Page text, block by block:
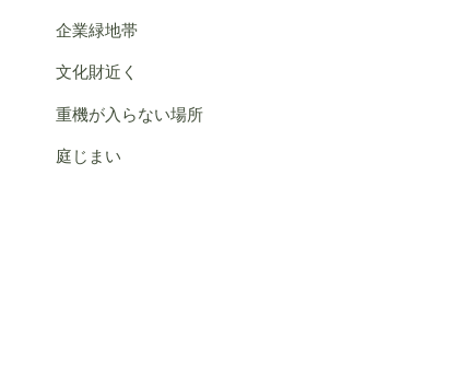
企業緑地帯
文化財近く
重機が入らない場所
庭じまい